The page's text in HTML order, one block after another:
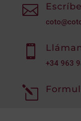


+34 963
l